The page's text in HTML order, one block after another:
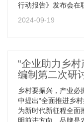
行动报告》发布会在
2024-09-19
“企业助力乡
编制第二次研
乡村要振兴，产业必
中提出“全面推进乡
为新时代新征程全面
明前进方向。品牌是